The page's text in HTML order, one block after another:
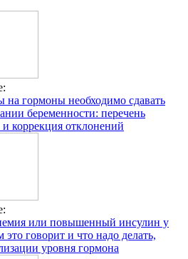
на гормоны необходимо сдавать
беременности: перечень
коррекция отклонений
или повышенный инсулин у
говорит и что надо делать,
уровня гормона